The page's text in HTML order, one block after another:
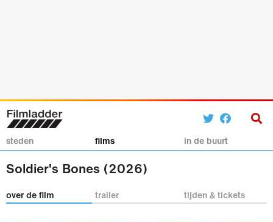
steden films in de buurt
Soldier's Bones (2026)
over de film trailer tijden & tickets